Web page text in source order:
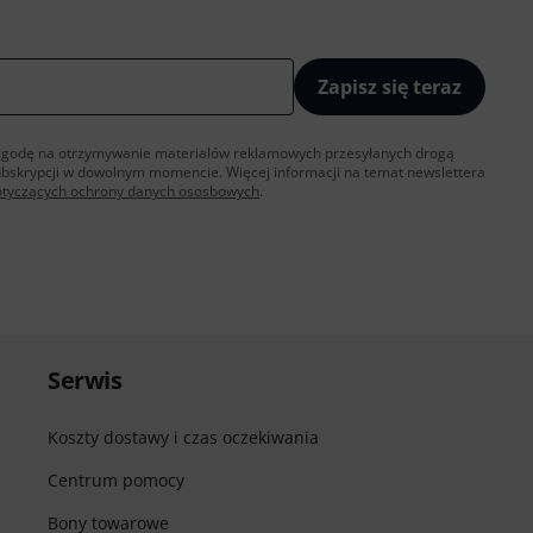
Zapisz się teraz
na otrzymywanie materialów reklamowych przesyłanych drogą
w dowolnym momencie. Więcej informacji na temat newslettera
ochrony danych ososbowych.
Serwis
Koszty dostawy i czas oczekiwania
Centrum pomocy
Bony towarowe